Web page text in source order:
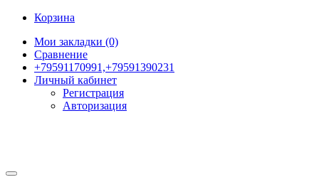
Корзина
Мои закладки (0)
Сравнение
+79591170991,+79591390231
Личный кабинет
Регистрация
Авторизация